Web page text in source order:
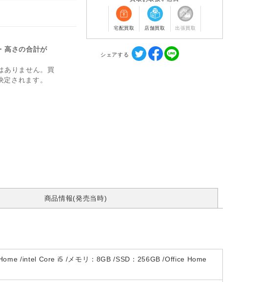
高さの合計が
ありません。買
されます。
宅配買取 店舗買取 出張買取
シェアする
商品情報(発売当時)
/intel Core i5 /メモリ：8GB /SSD：256GB /Office Home